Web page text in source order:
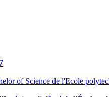
of Science de l'Ecole